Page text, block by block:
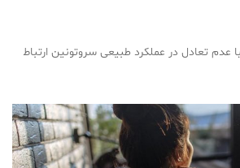
عدم تعادل در عملکرد طبیعی سروتونین ارتباط